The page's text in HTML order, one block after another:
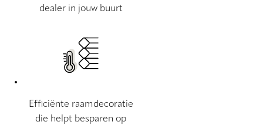
dealer in jouw buurt
Efficiënte raamdecoratie
die helpt besparen op